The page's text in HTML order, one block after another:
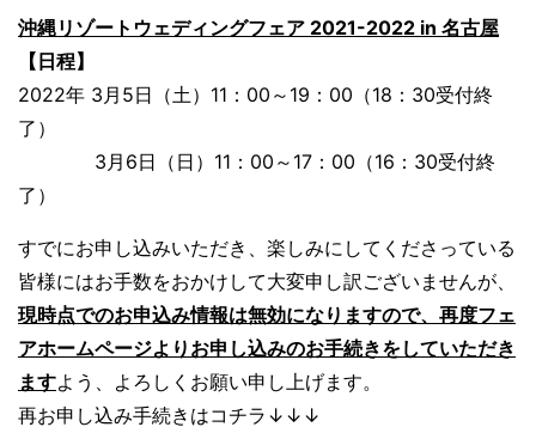
沖縄リゾートウェディングフェア 2021-2022 in 名古屋
【日程】
2022年 3月5日（土）11：00～19：00（18：30受付終
了）
3月6日（日）11：00～17：00（16：30受付終
了）
すでにお申し込みいただき、楽しみにしてくださっている
皆様にはお手数をおかけして大変申し訳ございませんが、
現時点でのお申込み情報は無効になりますので、再度フェ
アホームページよりお申し込みのお手続きをしていただき
ますよう、よろしくお願い申し上げます。
再お申し込み手続きはコチラ↓↓↓